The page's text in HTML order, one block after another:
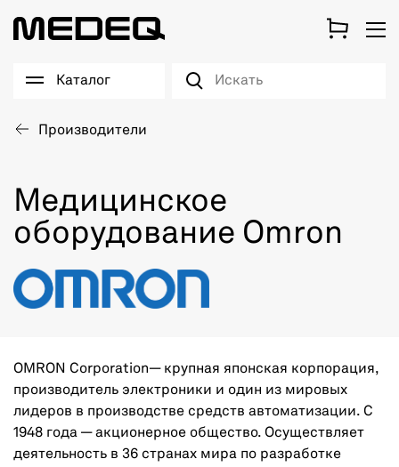
Каталог
Производители
Медицинское
оборудование Omron
OMRON Corporation— крупная японская корпорация,
производитель электроники и один из мировых
лидеров в производстве средств автоматизации. С
1948 года — акционерное общество. Осуществляет
деятельность в 36 странах мира по разработке